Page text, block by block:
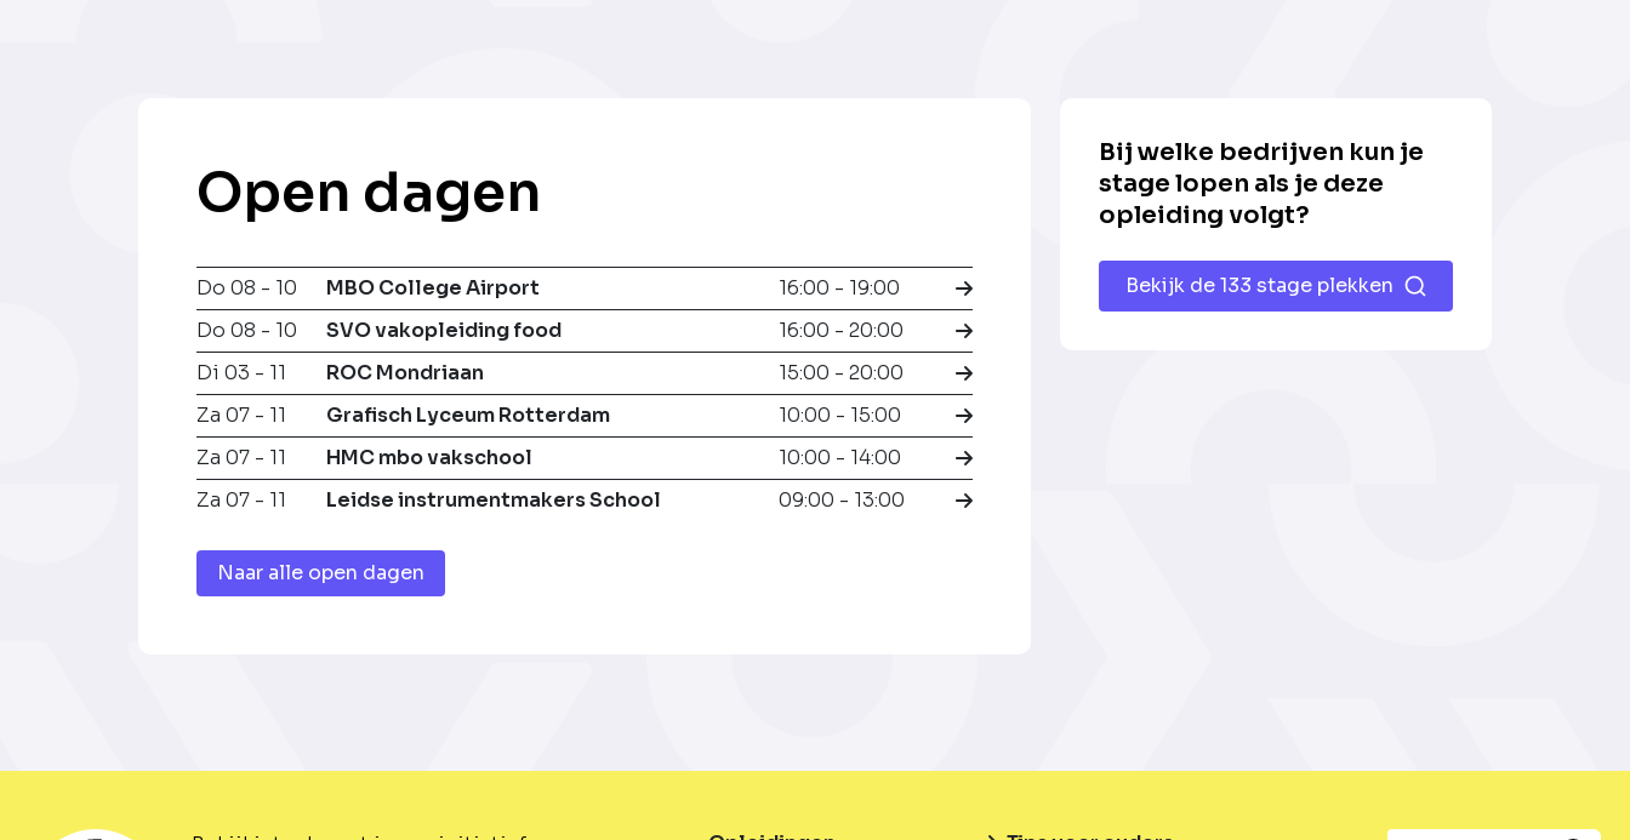
Open dagen
Do 08 - 10 MBO College Airport
16:00 - 19:00
Do 08 - 10
SVO vakopleiding food
16:00 - 20:00
Di 03 - 11
ROC Mondriaan
15:00 - 20:00
Za 07 - 11
Grafisch Lyceum Rotterdam
10:00 - 15:00
Za 07 - 11
HMC mbo vakschool
10:00 - 14:00
Za 07 - 11
Leidse instrumentmakers School 09:00 - 13:00
Naar alle open dagen
Bij welke bedrijven kun je
stage lopen als je deze
opleiding volgt?
Bekijk de 133 stage plekken